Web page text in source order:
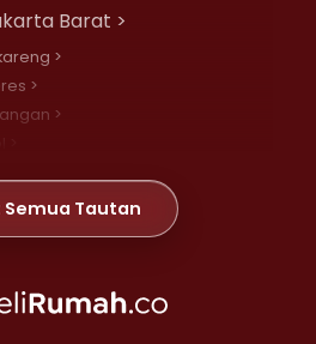
Barat >
>
>
>
>
>
Pusat >
Semua Tautan